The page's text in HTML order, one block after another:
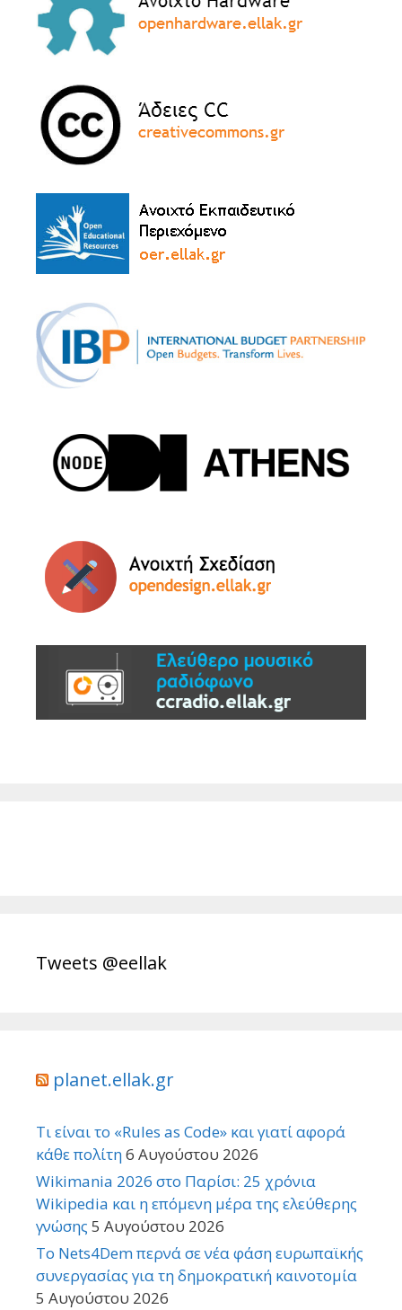
Tweets @eellak
planet.ellak.gr
Τι είναι το «Rules as Code» και γιατί αφορά
κάθε πολίτη6 Αυγούστου 2026
Wikimania 2026 στο Παρίσι: 25 χρόνια
Wikipedia και η επόμενη μέρα της ελεύθερης
γνώσης 5 Αυγούστου 2026
Το Nets4Dem περνά σε νέα φάση ευρωπαϊκής
συνεργασίας για τη δημοκρατική καινοτομία
5 Αυγούστου 2026